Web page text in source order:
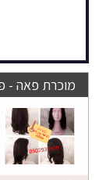
מוכרת פאה -